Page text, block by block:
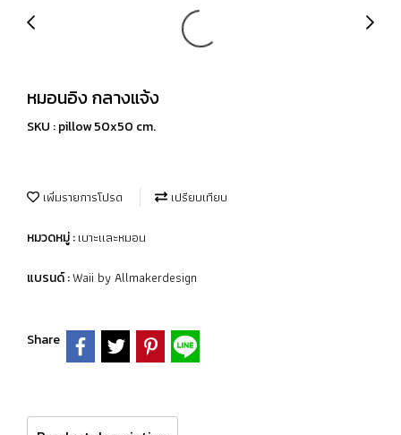
หมอนอิง กลางแจ้ง
SKU : pillow 50x50 cm.
เพิ่มรายการโปรด เปรียบเทียบ
หมวดหมู่ :เบาะและหมอน
แบรนด์ :Waii by Allmakerdesign
Share